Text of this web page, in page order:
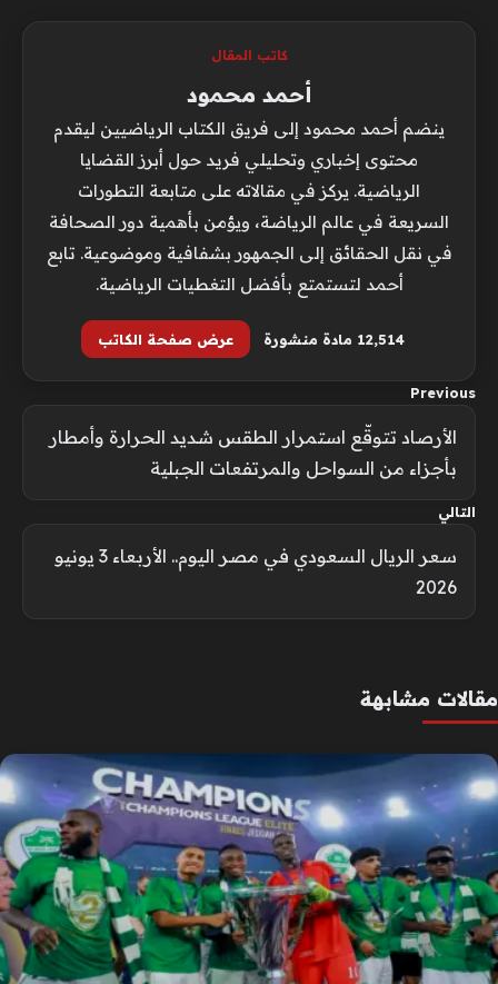
كاتب المقال
أحمد محمود
ينضم أحمد محمود إلى فريق الكتاب الرياضيين ليقدم
محتوى إخباري وتحليلي فريد حول أبرز القضايا
الرياضية. يركز في مقالاته على متابعة التطورات
السريعة في عالم الرياضة، ويؤمن بأهمية دور الصحافة
في نقل الحقائق إلى الجمهور بشفافية وموضوعية. تابع
أحمد لتستمتع بأفضل التغطيات الرياضية.
12٬514 مادة منشورة عرض صفحة الكاتب
Previous
الأرصاد تتوقّع استمرار الطقس شديد الحرارة وأمطار
بأجزاء من السواحل والمرتفعات الجبلية
التالي
سعر الريال السعودي في مصر اليوم.. الأربعاء 3 يونيو
2026
مقالات مشابهة